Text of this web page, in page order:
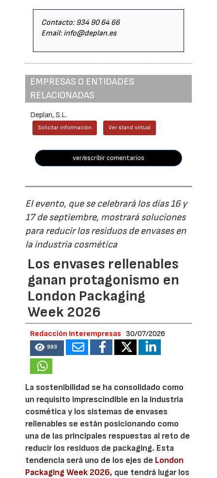
Contacto: 934 90 64 66
Email: info@deplan.es
EMPRESAS O ENTIDADES
RELACIONADAS
Deplan, S.L.
Solicitar información Ver stand virtual
ver/escribir comentarios
El evento, que se celebrará los días 16 y
17 de septiembre, mostrará soluciones
para reducir los residuos de envases en
la industria cosmética
Los envases rellenables
ganan protagonismo en
London Packaging
Week 2026
Redacción Interempresas 30/07/2026
993
La sostenibilidad se ha consolidado como
un requisito imprescindible en la industria
cosmética y los sistemas de envases
rellenables se están posicionando como
una de las principales respuestas al reto de
reducir los residuos de packaging. Esta
tendencia será uno de los ejes de London
Packaging Week 2026, que tendrá lugar los